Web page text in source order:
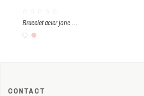
Bracelet acier jonc nœud
BlancRose
CONTACT